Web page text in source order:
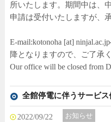
所いたします。期間中は、
申請は受付いたしますが、
E-mail:kotonoha [at]
降となりますので、ご了承
Our office will be closed from
全館停電に伴うサービス
2022/09/22 お知らせ